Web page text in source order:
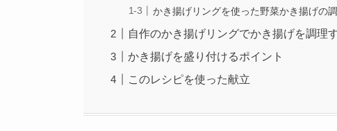
かき揚げリングを使った野菜かき揚げの
自作のかき揚げリングでかき揚げを調理
かき揚げを盛り付けるポイント
このレシピを使った献立